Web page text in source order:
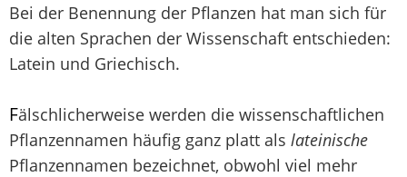
Bei der Benennung der Pflanzen hat man sich für
die alten Sprachen der Wissenschaft entschieden:
Latein und Griechisch.
Fälschlicherweise werden die wissenschaftlichen
Pflanzennamen häufig ganz platt als lateinische
Pflanzennamen bezeichnet, obwohl viel mehr